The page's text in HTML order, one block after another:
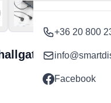
+36 20 800
Facebook
Type C